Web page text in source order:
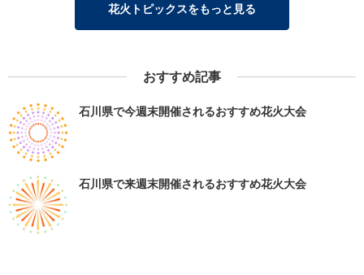
花火トピックスをもっと見る
おすすめ記事
石川県で今週末開催されるおすすめ花火大会
石川県で来週末開催されるおすすめ花火大会